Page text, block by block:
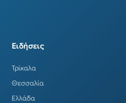
Ειδήσεις
Τρίκαλα
Θεσσαλία
Ελλάδα